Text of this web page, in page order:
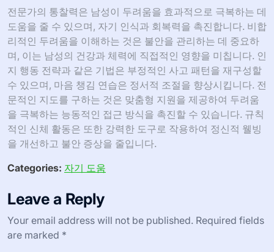
전문가의 통찰력은 남성이 두려움을 효과적으로 극복하는 데
도움을 줄 수 있으며, 자기 인식과 회복력을 촉진합니다. 비합
리적인 두려움을 이해하는 것은 불안을 관리하는 데 중요하
며, 이는 남성의 건강과 체력에 직접적인 영향을 미칩니다. 인
지 행동 전략과 같은 기법은 부정적인 사고 패턴을 재구성할
수 있으며, 마음 챙김 연습은 정서적 조절을 향상시킵니다. 전
문적인 지도를 구하는 것은 맞춤형 지원을 제공하여 두려움
을 극복하는 능동적인 접근 방식을 촉진할 수 있습니다. 규칙
적인 신체 활동은 또한 강력한 도구로 작용하여 정신적 웰빙
을 개선하고 불안 증상을 줄입니다.
Categories: 자기 도움
Leave a Reply
Your email address will not be published. Required fields
are marked *